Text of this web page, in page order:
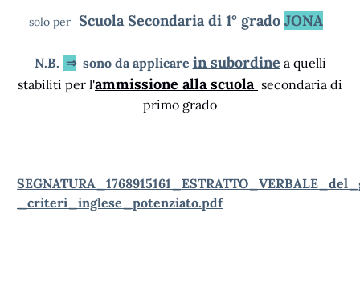
solo per Scuola Secondaria di 1° grado JONA
N.B. ⇒sono da applicare in subordine a quelli
stabiliti per l'ammissione alla scuola secondaria di
primo grado
_criteri_inglese_potenziato.pdf